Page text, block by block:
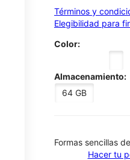
Términos y
Elegibilidad para
Color:
Almacenamiento:
64 GB
​​​​​​​Formas sencillas
Hacer tu